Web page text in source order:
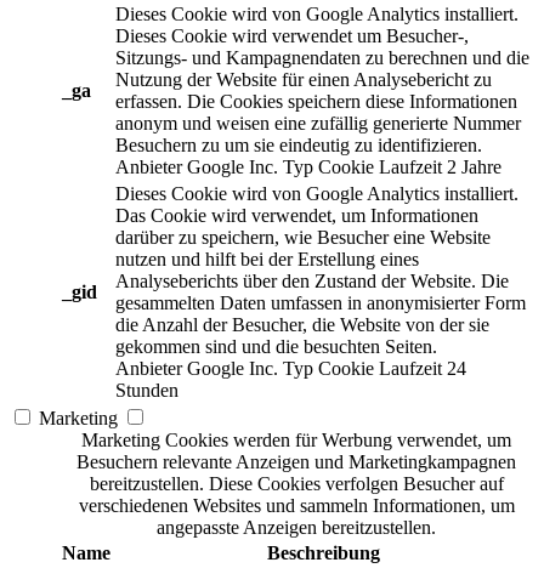
_ga
Dieses Cookie wird von Google Analytics installiert.
Dieses Cookie wird verwendet um Besucher-,
Sitzungs- und Kampagnendaten zu berechnen und die
Nutzung der Website für einen Analysebericht zu
erfassen. Die Cookies speichern diese Informationen
anonym und weisen eine zufällig generierte Nummer
Besuchern zu um sie eindeutig zu identifizieren.
Anbieter Google Inc. Typ Cookie Laufzeit 2 Jahre
_gid
Dieses Cookie wird von Google Analytics installiert.
Das Cookie wird verwendet, um Informationen
darüber zu speichern, wie Besucher eine Website
nutzen und hilft bei der Erstellung eines
Analyseberichts über den Zustand der Website. Die
gesammelten Daten umfassen in anonymisierter Form
die Anzahl der Besucher, die Website von der sie
gekommen sind und die besuchten Seiten.
Anbieter Google Inc. Typ Cookie Laufzeit 24
Stunden
Marketing
Marketing Cookies werden für Werbung verwendet, um
Besuchern relevante Anzeigen und Marketingkampagnen
bereitzustellen. Diese Cookies verfolgen Besucher auf
verschiedenen Websites und sammeln Informationen, um
angepasste Anzeigen bereitzustellen.
Name
Beschreibung